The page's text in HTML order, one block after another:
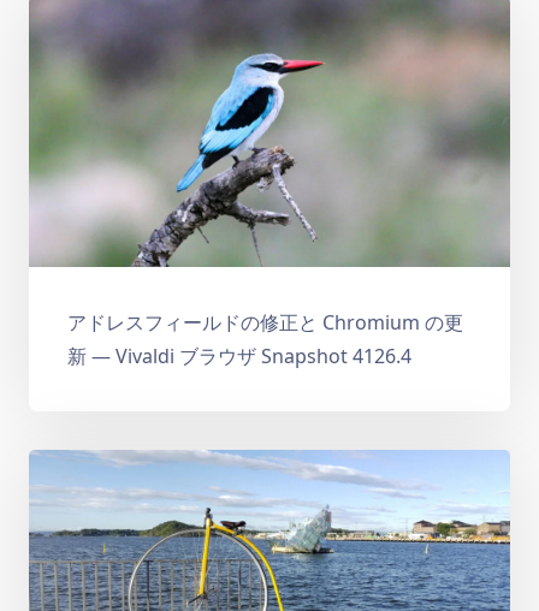
アドレスフィールドの修正と Chromium の更
新 — Vivaldi ブラウザ Snapshot 4126.4